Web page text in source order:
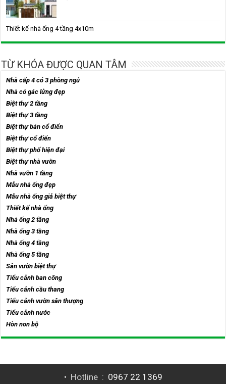
Thiết kế nhà ống 4 tầng 4x10m
TỪ KHÓA ĐƯỢC QUAN TÂM
Nhà cấp 4 có 3 phòng ngủ
Nhà có gác lửng đẹp
Biệt thự 2 tầng
Biệt thự 3 tầng
Biệt thự bán cổ điển
Biệt thự cổ điển
Biệt thự phố hiện đại
Biệt thự nhà vườn
Nhà vườn 1 tầng
Mẫu nhà ống đẹp
Mẫu nhà ống giả biệt thự
Thiết kế nhà ống
Nhà ống 2 tầng
Nhà ống 3 tầng
Nhà ống 4 tầng
Nhà ống 5 tầng
Sân vườn biệt thự
Tiểu cảnh ban công
Tiểu cảnh cầu thang
Tiểu cảnh vườn sân thượng
Tiểu cảnh nước
Hòn non bộ
• Hotline : 0967 22 1369